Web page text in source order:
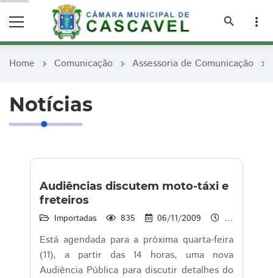
search
more_vert
Home chevron_right Comunicação chevron_right Assessoria de Comunicação chevron_right
Notícias
Audiências discutem moto-táxi e
freteiros
Importadas 835 06/11/2009 14:58
Está agendada para a próxima quarta-feira
(11), a partir das 14 horas, uma nova
Audiência Pública para discutir detalhes do